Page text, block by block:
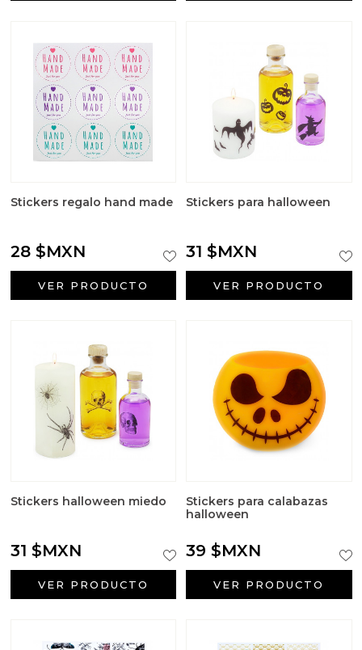
Stickers regalo hand made
28 $MXN
VER PRODUCTO
Stickers para halloween
31 $MXN
VER PRODUCTO
Stickers halloween miedo
31 $MXN
VER PRODUCTO
Stickers para calabazas
halloween
39 $MXN
VER PRODUCTO